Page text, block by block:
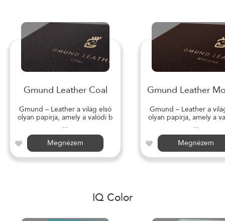
Gmund Leather Coal
Gmund – Leather a világ első
olyan papírja, amely a valódi b
...
Megnézem
Gmund Leather
Gmund – Leather a
olyan papírja, amely a
...
Megnézem
IQ Color